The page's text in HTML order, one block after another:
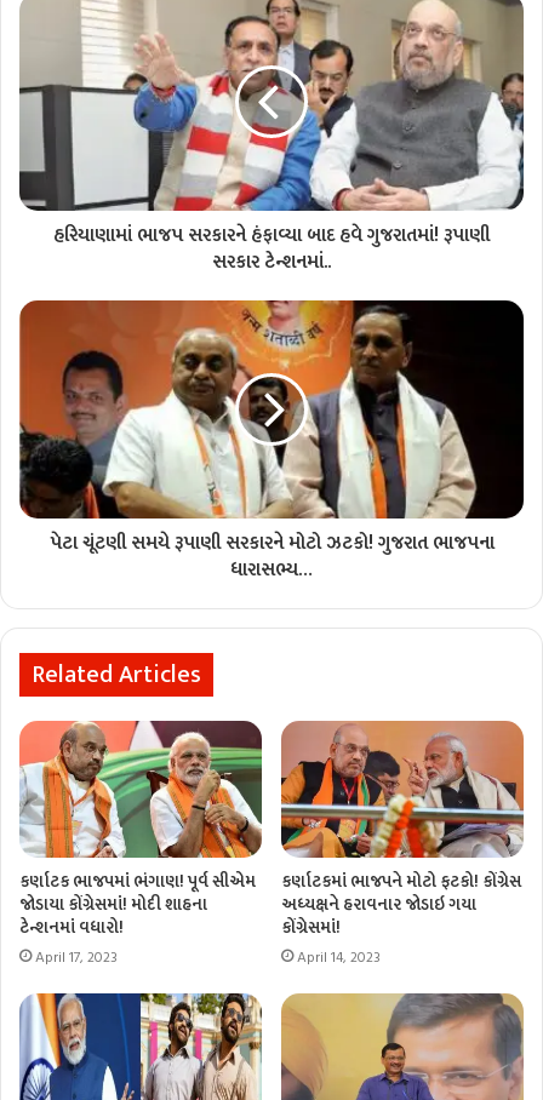
હરિયાણામાં ભાજપ સરકારને હંફાવ્યા બાદ હવે ગુજરાતમાં! રૂપાણી
સરકાર ટેન્શનમાં..
પેટા ચૂંટણી સમયે રૂપાણી સરકારને મોટો ઝટકો! ગુજરાત ભાજપના
ધારાસભ્ય…
Related Articles
કર્ણાટક ભાજપમાં ભંગાણ! પૂર્વ સીએમ
જોડાયા કોંગ્રેસમાં! મોદી શાહના
ટેન્શનમાં વધારો!
April 17, 2023
કર્ણાટકમાં ભાજપને મોટો ફટકો! કોંગ્રેસ
અધ્યક્ષને હરાવનાર જોડાઇ ગયા
કોંગ્રેસમાં!
April 14, 2023